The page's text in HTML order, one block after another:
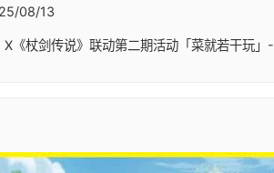
08/13
X《杖剑传说》联动第二期活动「菜就若干玩